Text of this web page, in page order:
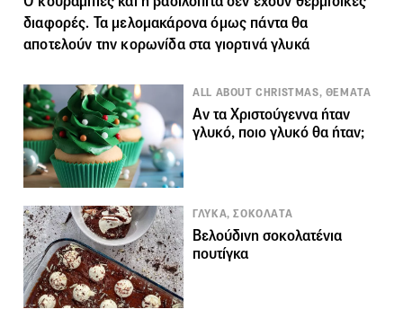
διαφορές. Τα μελομακάρονα όμως πάντα θα
αποτελούν την κορωνίδα στα γιορτινά γλυκά
ALL ABOUT CHRISTMAS, ΘΕΜΑΤΑ
Αν τα Χριστούγεννα ήταν
γλυκό, ποιο γλυκό θα ήταν;
ΓΛΥΚΑ, ΣΟΚΟΛΑΤΑ
Βελούδινη σοκολατένια
πουτίγκα